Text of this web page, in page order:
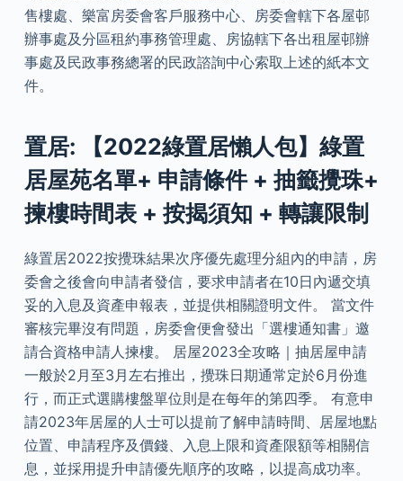
售樓處、樂富房委會客戶服務中心、房委會轄下各屋邨
辦事處及分區租約事務管理處、房協轄下各出租屋邨辦
事處及民政事務總署的民政諮詢中心索取上述的紙本文
件。
置居: 【2022綠置居懶人包】綠置
居屋苑名單+ 申請條件 + 抽籤攪珠+
揀樓時間表 + 按揭須知 + 轉讓限制
綠置居2022按攪珠結果次序優先處理分組內的申請，房
委會之後會向申請者發信，要求申請者在10日內遞交填
妥的入息及資產申報表，並提供相關證明文件。 當文件
審核完畢沒有問題，房委會便會發出「選樓通知書」邀
請合資格申請人揀樓。 居屋2023全攻略｜抽居屋申請
一般於2月至3月左右推出，攪珠日期通常定於6月份進
行，而正式選購樓盤單位則是在每年的第四季。 有意申
請2023年居屋的人士可以提前了解申請時間、居屋地點
位置、申請程序及價錢、入息上限和資產限額等相關信
息，並採用提升申請優先順序的攻略，以提高成功率。